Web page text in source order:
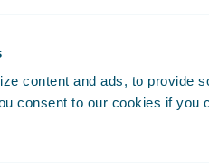
content and ads, to provide
consent to our cookies if you
und
Informationen
um bessere